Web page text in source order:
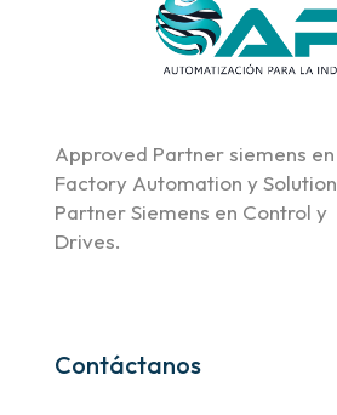
Approved Partner siemens en
Factory Automation y Solution
Partner Siemens en Control y
Drives.
Contáctanos